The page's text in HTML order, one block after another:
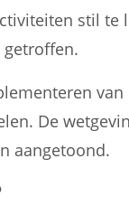
stil te
De
aangetoond.